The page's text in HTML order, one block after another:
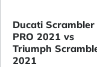
Ducati
PRO 2021 vs
Triumph
2021